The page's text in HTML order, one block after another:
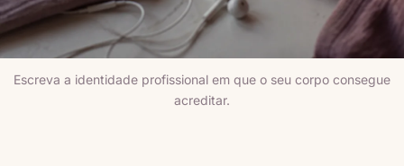
Escreva a identidade profissional em que o seu corpo consegue
acreditar.